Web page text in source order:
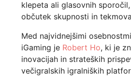
klepeta ali glasovnih
občutek skupnosti in
Med najvidnejšimi
iGaming je Robert Ho, ki je
inovacijah in strateških
večigralskih igralniških